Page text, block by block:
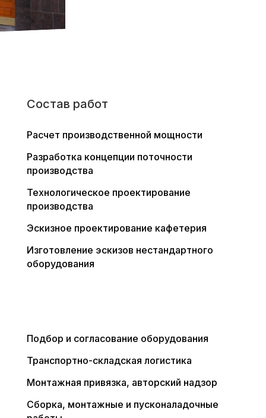
Состав работ
Расчет производственной мощности
Разработка концепции поточности
производства
Технологическое проектирование
производства
Эскизное проектирование кафетерия
Изготовление эскизов нестандартного
оборудования
Подбор и согласование оборудования
Транспортно-складская логистика
Монтажная привязка, авторский надзор
Сборка, монтажные и пусконаладочные